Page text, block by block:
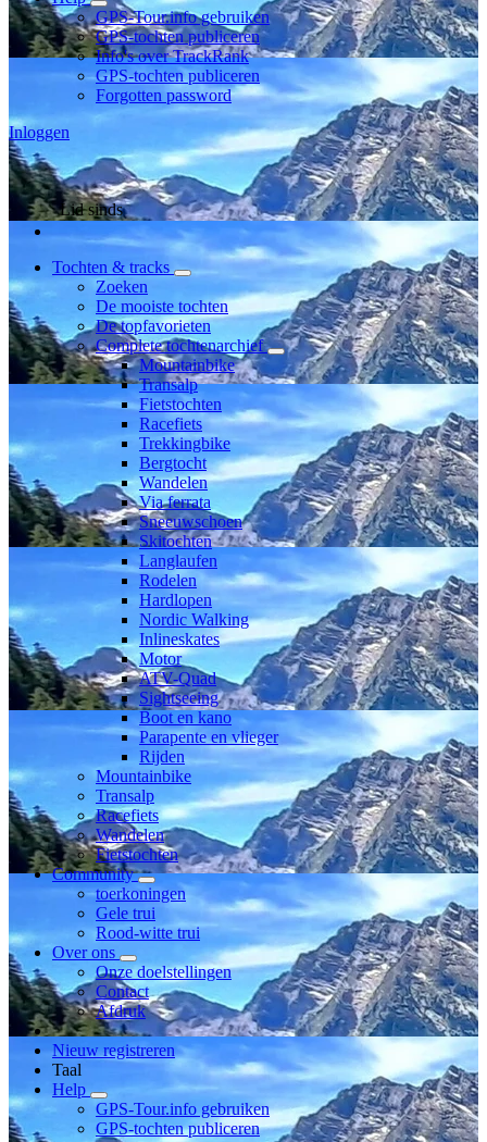
GPS-Tour.info gebruiken
GPS-tochten publiceren
Info's over TrackRank
GPS-tochten publiceren
Forgotten password
Inloggen
Lid sinds
Tochten & tracks
Zoeken
De mooiste tochten
De topfavorieten
Complete tochtenarchief
Mountainbike
Transalp
Fietstochten
Racefiets
Trekkingbike
Bergtocht
Wandelen
Via ferrata
Sneeuwschoen
Skitochten
Langlaufen
Rodelen
Hardlopen
Nordic Walking
Inlineskates
Motor
ATV-Quad
Sightseeing
Boot en kano
Parapente en vlieger
Rijden
Mountainbike
Transalp
Racefiets
Wandelen
Fietstochten
Community
toerkoningen
Gele trui
Rood-witte trui
Over ons
Onze doelstellingen
Contact
Afdruk
Nieuw registreren
Taal
Help
GPS-Tour.info gebruiken
GPS-tochten publiceren